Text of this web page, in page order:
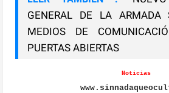
GENERAL DE LA ARMADA
MEDIOS DE
PUERTAS ABIERTAS
Noticias